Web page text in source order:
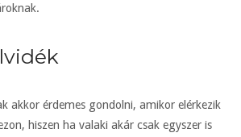
akkor érdemes gondolni, amikor elérkezik
hiszen ha valaki akár csak egyszer is